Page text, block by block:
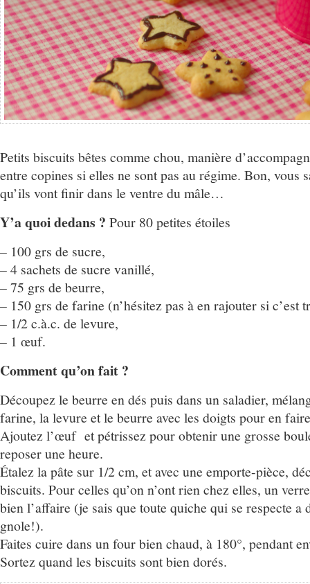
Petits biscuits bêtes comme chou, manière
entre copines si elles ne sont pas au régime. Bon, vous
qu’ils vont finir dans le ventre du mâle…
Y’a quoi dedans ? Pour 80 petites étoiles
– 100 grs de sucre,
– 4 sachets de sucre vanillé,
– 75 grs de beurre,
– 150 grs de farine (n’hésitez pas à en rajouter si c’est
– 1/2 c.à.c. de levure,
– 1 œuf.
Comment qu’on fait ?
Découpez le beurre en dés puis dans un saladier,
farine, la levure et le beurre avec les doigts pour en
Ajoutez l’œuf et pétrissez pour obtenir une grosse
reposer une heure.
Étalez la pâte sur 1/2 cm, et avec une emporte-pièce,
biscuits. Pour celles qu’on n’ont rien chez elles, un
bien l’affaire (je sais que toute quiche qui se respecte a
gnole!).
Faites cuire dans un four bien chaud, à 180°, pendant
Sortez quand les biscuits sont bien dorés.